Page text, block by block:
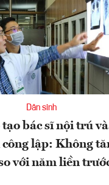
Dân sinh
bác sĩ nội trú
lập: Không
với năm liền